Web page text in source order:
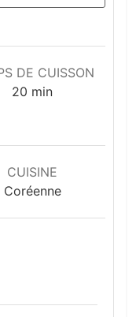
DE CUISSON
20 minutes
min
CUISINE
Coréenne